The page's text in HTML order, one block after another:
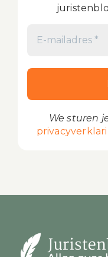
We sturen